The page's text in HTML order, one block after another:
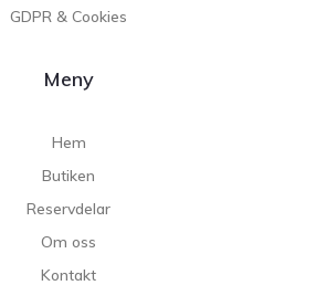
GDPR & Cookies
Meny
Hem
Butiken
Reservdelar
Om oss
Kontakt